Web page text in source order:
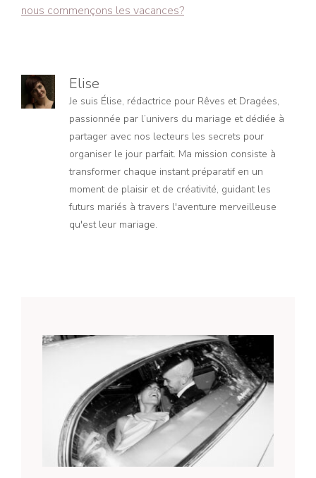
nous commençons les vacances?
Elise
Je suis Élise, rédactrice pour Rêves et Dragées,
passionnée par l’univers du mariage et dédiée à
partager avec nos lecteurs les secrets pour
organiser le jour parfait. Ma mission consiste à
transformer chaque instant préparatif en un
moment de plaisir et de créativité, guidant les
futurs mariés à travers l'aventure merveilleuse
qu'est leur mariage.